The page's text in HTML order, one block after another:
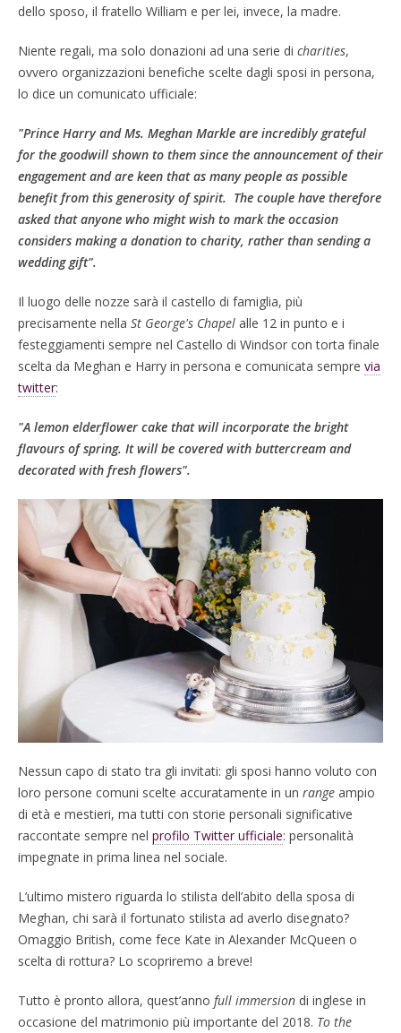
dello sposo, il fratello William e per lei, invece, la madre.
Niente regali, ma solo donazioni ad una serie di charities,
ovvero organizzazioni benefiche scelte dagli sposi in persona,
lo dice un comunicato ufficiale:
"Prince Harry and Ms. Meghan Markle are incredibly grateful
for the goodwill shown to them since the announcement of their
engagement and are keen that as many people as possible
benefit from this generosity of spirit. The couple have therefore
asked that anyone who might wish to mark the occasion
considers making a donation to charity, rather than sending a
wedding gift".
Il luogo delle nozze sarà il castello di famiglia, più
precisamente nella St George's Chapel alle 12 in punto e i
festeggiamenti sempre nel Castello di Windsor con torta finale
scelta da Meghan e Harry in persona e comunicata sempre via
twitter:
"A lemon elderflower cake that will incorporate the bright
flavours of spring. It will be covered with buttercream and
decorated with fresh flowers".
Nessun capo di stato tra gli invitati: gli sposi hanno voluto con
loro persone comuni scelte accuratamente in un range ampio
di età e mestieri, ma tutti con storie personali significative
raccontate sempre nel profilo Twitter ufficiale: personalità
impegnate in prima linea nel sociale.
L’ultimo mistero riguarda lo stilista dell’abito della sposa di
Meghan, chi sarà il fortunato stilista ad averlo disegnato?
Omaggio British, come fece Kate in Alexander McQueen o
scelta di rottura? Lo scopriremo a breve!
Tutto è pronto allora, quest’anno full immersion di inglese in
occasione del matrimonio più importante del 2018. To the